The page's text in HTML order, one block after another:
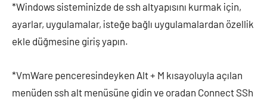
*Windows sisteminizde de ssh altyapısını kurmak için,
ayarlar, uygulamalar, isteğe bağlı uygulamalardan özellik
ekle düğmesine giriş yapın.
*VmWare penceresindeyken Alt + M kısayoluyla açılan
menüden ssh alt menüsüne gidin ve oradan Connect SSh